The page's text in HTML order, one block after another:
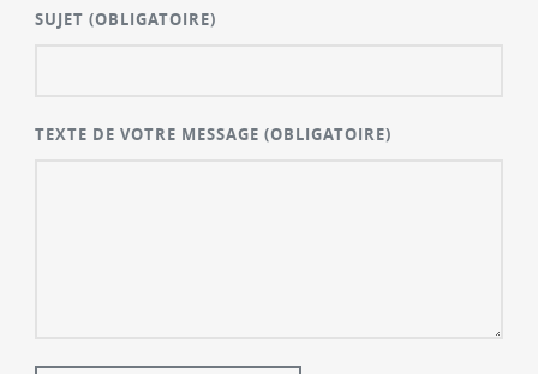
SUJET(OBLIGATOIRE)
TEXTE DE VOTRE MESSAGE(OBLIGATOIRE)